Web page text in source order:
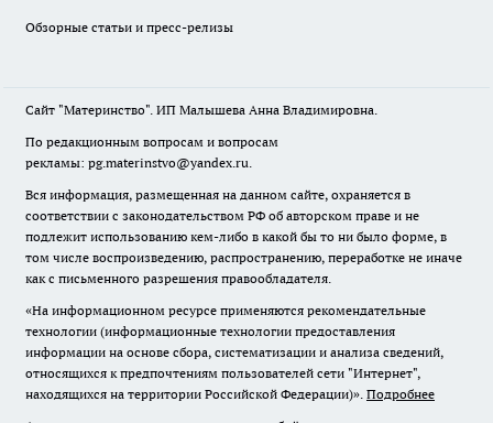
Обзорные статьи и пресс-релизы
Сайт "Материнство". ИП Малышева Анна Владимировна.
По редакционным вопросам и вопросам
рекламы: pg.materinstvo@yandex.ru.
Вся информация, размещенная на данном сайте, охраняется в
соответствии с законодательством РФ об авторском праве и не
подлежит использованию кем-либо в какой бы то ни было форме, в
том числе воспроизведению, распространению, переработке не иначе
как с письменного разрешения правообладателя.
«На информационном ресурсе применяются рекомендательные
технологии (информационные технологии предоставления
информации на основе сбора, систематизации и анализа сведений,
относящихся к предпочтениям пользователей сети "Интернет",
находящихся на территории Российской Федерации)». Подробнее